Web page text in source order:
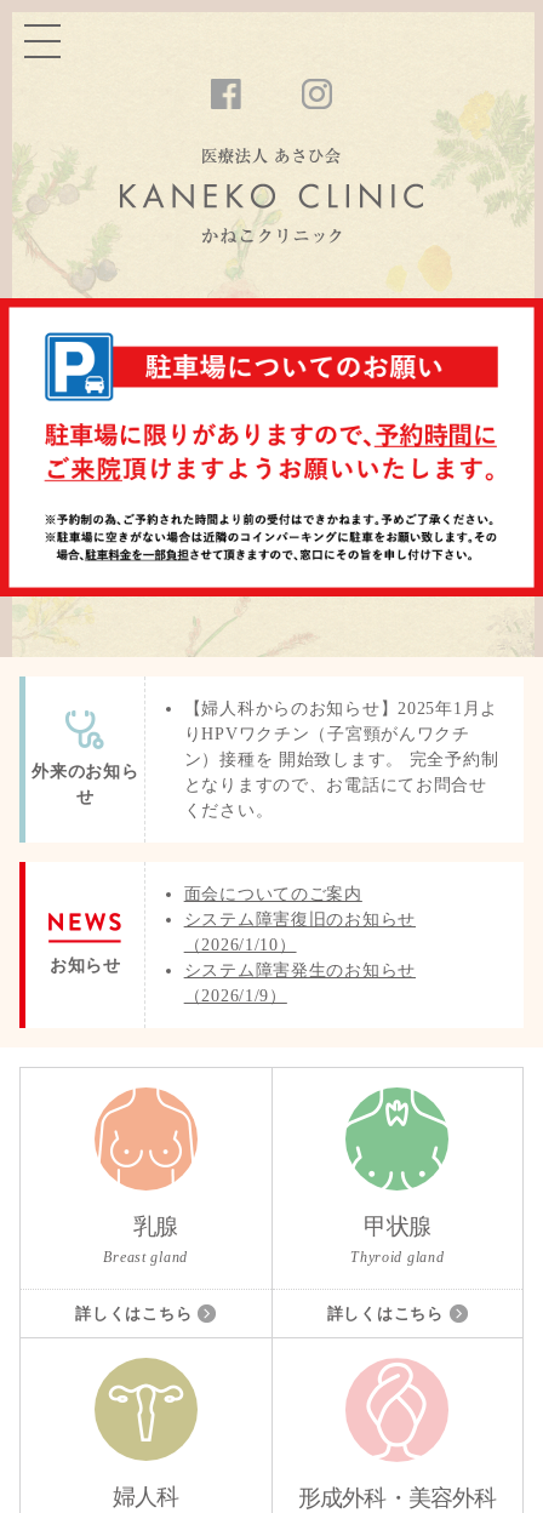
外来のお知ら
せ
【婦人科からのお知らせ】2025年1月よ
りHPVワクチン（子宮頸がんワクチ
ン）接種を 開始致します。 完全予約制
となりますので、お電話にてお問合せ
ください。
お知らせ
面会についてのご案内
システム障害復旧のお知らせ
（2026/1/10）
システム障害発生のお知らせ
（2026/1/9）
乳腺
Breast gland
詳しくはこちら
甲状腺
Thyroid gland
詳しくはこちら
婦人科 形成外科・美容外科